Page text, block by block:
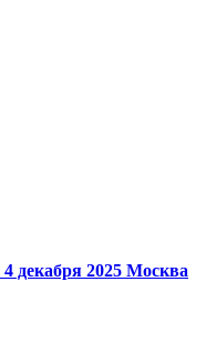
4 декабря 2025 Москва